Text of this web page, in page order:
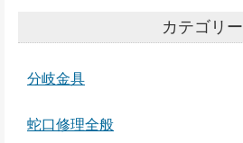
カテゴリー
分岐金具
蛇口修理全般